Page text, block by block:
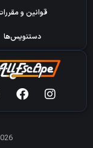
قوانین و
دستنویس‌ها